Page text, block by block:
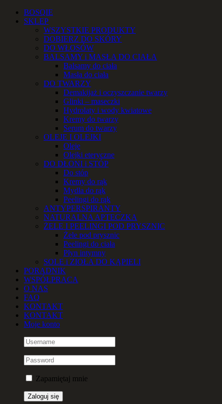
Przejdź
zawartości
Facebook
Instagram
YouTube
Email
TelefonBOSQIE
SKLEP
WSZYSTKIE PRODUKTY
DOBIERZ DO SKÓRY
DO WŁOSÓW
BALSAMY i MASŁA DO CIAŁA
Balsamy do ciała
Masła do ciała
DO TWARZY
Demakijaż i oczyszczanie twarzy
Glinki – maseczki
Hydrolaty i wody kwiatowe
Kremy do twarzy
Serum do twarzy
OLEJE I OLEJKI
Oleje
Olejki eteryczne
DO DŁONI i STÓP
Do stóp
Kremy do rąk
Mydła do rąk
Peelingi do rąk
ANTYPERSPIRANTY
NATURALNA APTECZKA
ŻELE I PEELINGI POD PRYSZNIC
Żele pod prysznic
Peelingi do ciała
Płyn intymny
SOLE i ZIOŁA DO KĄPIELI
PORADNIK
WSPÓŁPRACA
O NAS
FAQ
KONTAKT
KONTAKT
Moje konto
Zapamiętaj mnie